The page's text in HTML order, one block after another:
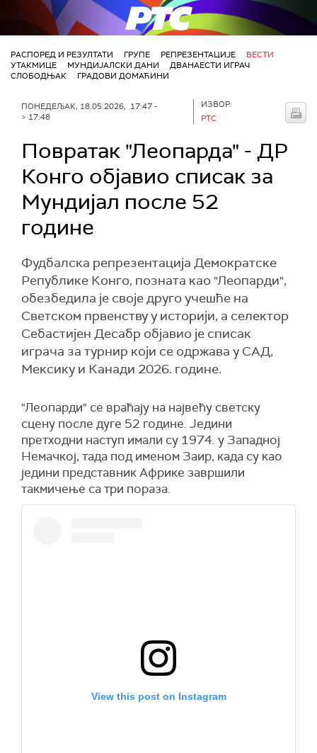
РТС
РАСПОРЕД И РЕЗУЛТАТИ ГРУПЕ РЕПРЕЗЕНТАЦИЈЕ
ВЕСТИ
УТАКМИЦЕ
МУНДИЈАЛСКИ ДАНИ
ДВАНАЕСТИ ИГРАЧ
СЛОБОДЊАК
ГРАДОВИ ДОМАЋИНИ
ПОНЕДЕЉАК, 18.05.2026, 17:47 -
> 17:48
ИЗВОР:
РТС
Повратак "Леопарда" - ДР
Конго објавио списак за
Мундијал после 52
године
Фудбалска репрезентација Демократске
Републике Конго, позната као "Леопарди",
обезбедила је своје друго учешће на
Светском првенству у историји, а селектор
Себастијен Десабр објавио је списак
играча за турнир који се одржава у САД,
Мексику и Канади 2026. године.
"Леопарди" се враћају на највећу светску
сцену после дуге 52 године. Једини
претходни наступ имали су 1974. у Западној
Немачкој, тада под именом Заир, када су као
једини представник Африке завршили
такмичење са три пораза.
View this post on Instagram